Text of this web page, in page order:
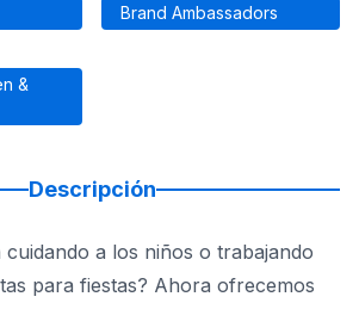
Brand Ambassadors
&
Descripción
cuidando a los niños o trabajando
para fiestas? Ahora ofrecemos